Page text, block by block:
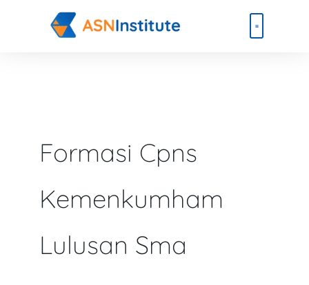
Formasi Cpns
Kemenkumham
Lulusan Sma